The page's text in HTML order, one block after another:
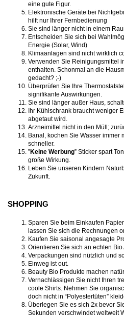
eine gute Figur.
Elektronische Geräte bei
hilft nur Ihrer Fernbedienung
Sie sind länger nicht in einem
Entscheiden Sie sich bei
Energie (Solar, Wind)
Klimaanlagen sind nicht wirklich
Verwenden Sie Reinigungsmittel
enthalten. Schonmal an die
gedacht? ;-)
Überprüfen Sie Ihre
signifikante Auswirkungen.
Sie sind länger außer Haus,
Ihr Kühlschrank braucht weniger
abgetaut wird.
Arzneimittel nicht in den Müll;
Banal, kochen Sie Wasser immer
schneller.
”Keine Werbung” Sticker spart
große Wirkung.
Leben Sie unseren Kindern
Zukunft.
SHOPPING
Sparen Sie beim Einkaufen
lassen Sie sich die Rechnungen
Kaufen Sie saisonal angesagte
Orientieren Sie sich an echten Bio
Verpackungen sind nützlich und
Einweg ist out.
Beauty Bio Produkte machen
Vernachlässigen Sie nicht Ihren
coole Shirts. Nehmen Sie
doch nicht in “Polyestertüten”
Überlegen Sie es sich 2x bevor
Sekunden verschwindet weltweit